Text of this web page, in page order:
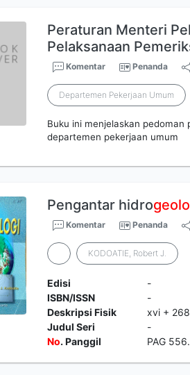
Peraturan Menteri
Pelaksanaan
Komentar Penanda
Departemen Pekerjaan Umum
Buku ini menjelaskan
departemen pekerjaan umum
Pengantar hidro
Komentar Penanda
KODOATIE, Robert J.
Edisi
-
ISBN/ISSN
-
Deskripsi Fisik
xvi +
Judul Seri
-
No. Panggil PAG